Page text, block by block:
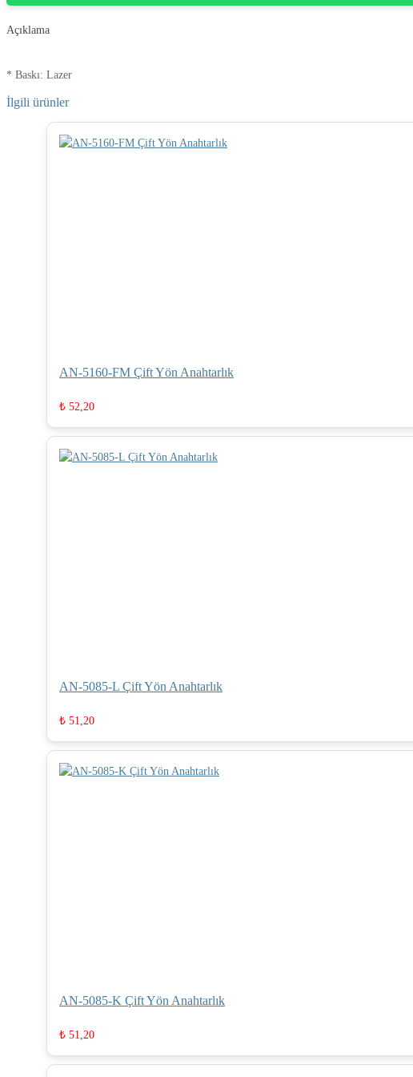
Açıklama
* Baskı: Lazer
İlgili ürünler
AN-5160-FM Çift Yön Anahtarlık
₺ 52,20
AN-5085-L Çift Yön Anahtarlık
₺ 51,20
AN-5085-K Çift Yön Anahtarlık
₺ 51,20